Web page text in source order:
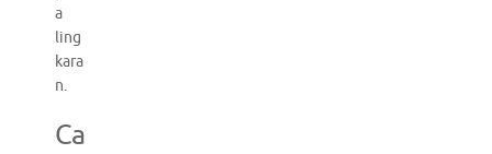
a
ling
kara
n.
Ca